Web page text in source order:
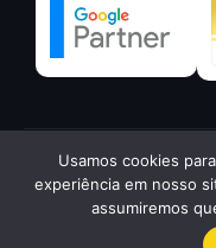
© 2026 23A Digital · Todos
Política de PrivacidadeVoltar
Usamos cookies
experiência em nosso
assumiremos